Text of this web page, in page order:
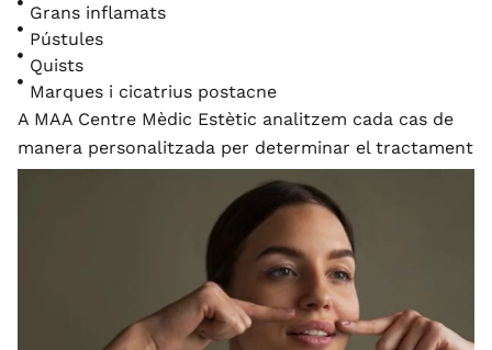
Grans inflamats
Pústules
Quists
Marques i cicatrius postacne
A MAA Centre Mèdic Estètic analitzem cada cas de
manera personalitzada per determinar el tractament
més adequat segons el tipus de pell i el grau d’acne.